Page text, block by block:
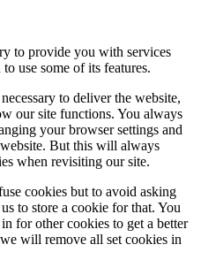
to provide you with services
use some of its features.
to deliver the website,
our site functions. You always
your browser settings and
But this will always
when revisiting our site.
cookies but to avoid asking
to store a cookie for that. You
for other cookies to get a better
will remove all set cookies in